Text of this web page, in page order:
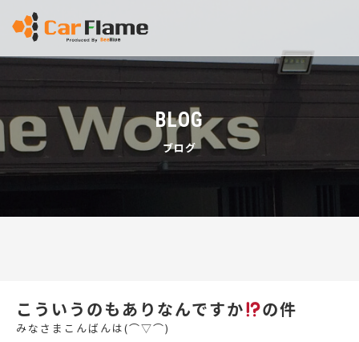
BLOG
ブログ
こういうのもありなんですか の件
みなさまこんばんは(⌒▽⌒)